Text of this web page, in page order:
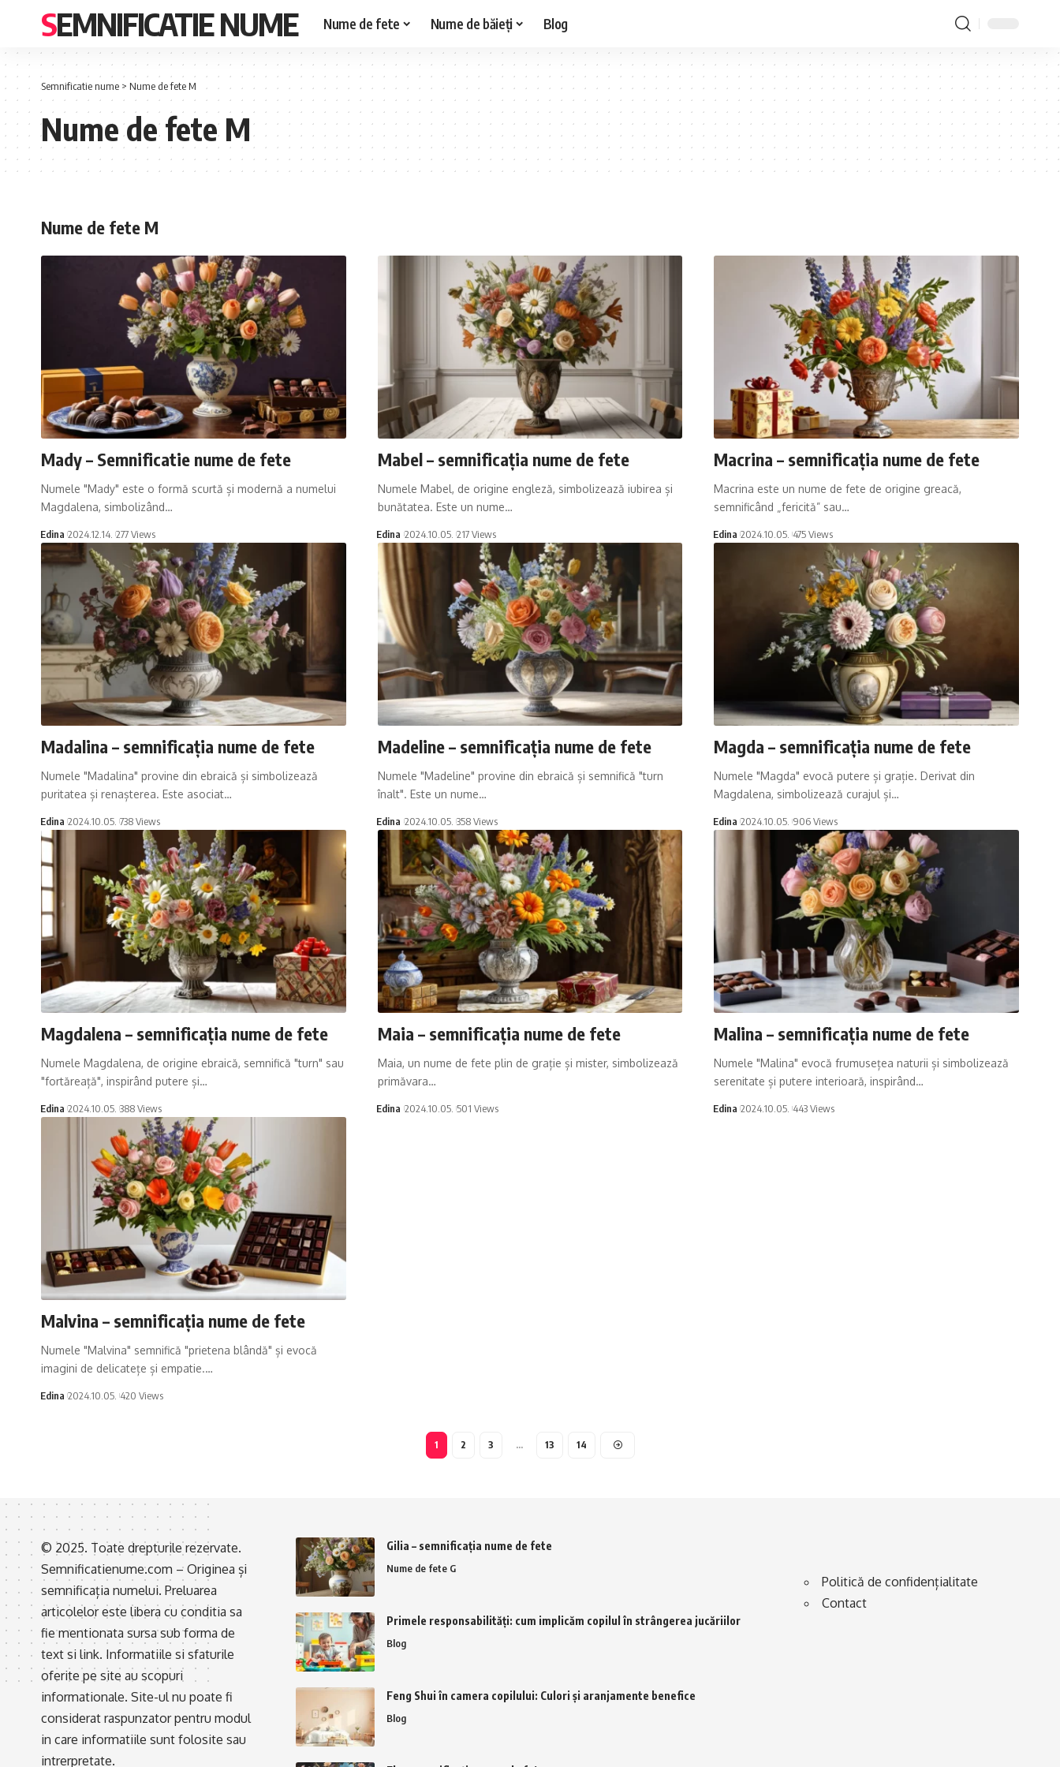
SEMNIFICATIE NUME Nume de fete Nume de băieți Blog
Semnificatie nume > Nume de fete M
Nume de fete M
Nume de fete M
Mady – Semnificatie nume de fete
Numele "Mady" este o formă scurtă și modernă a numelui
Magdalena, simbolizând…
Edina 2024.12.14. 277 Views
Mabel – semnificația nume de fete
Numele Mabel, de origine engleză, simbolizează iubirea și
bunătatea. Este un nume…
Edina 2024.10.05. 217 Views
Macrina – semnificația nume de fete
Macrina este un nume de fete de origine greacă,
semnificând „fericită” sau…
Edina 2024.10.05. 475 Views
Madalina – semnificația nume de fete
Numele "Madalina" provine din ebraică și simbolizează
puritatea și renașterea. Este asociat…
Edina 2024.10.05. 738 Views
Madeline – semnificația nume de fete
Numele "Madeline" provine din ebraică și semnifică "turn
înalt". Este un nume…
Edina 2024.10.05. 358 Views
Magda – semnificația nume de fete
Numele "Magda" evocă putere și grație. Derivat din
Magdalena, simbolizează curajul și…
Edina 2024.10.05. 906 Views
Magdalena – semnificația nume de fete
Numele Magdalena, de origine ebraică, semnifică "turn" sau
"fortăreață", inspirând putere și…
Edina 2024.10.05. 388 Views
Maia – semnificația nume de fete
Maia, un nume de fete plin de grație și mister, simbolizează
primăvara…
Edina 2024.10.05. 501 Views
Malina – semnificația nume de fete
Numele "Malina" evocă frumusețea naturii și simbolizează
serenitate și putere interioară, inspirând…
Edina 2024.10.05. 443 Views
Malvina – semnificația nume de fete
Numele "Malvina" semnifică "prietena blândă" și evocă
imagini de delicatețe și empatie.…
Edina 2024.10.05. 420 Views
1 2 3 … 13 14
© 2025. Toate drepturile rezervate.
Semnificatienume.com – Originea și
semnificația numelui. Preluarea
articolelor este libera cu conditia sa
fie mentionata sursa sub forma de
text si link. Informatiile si sfaturile
oferite pe site au scopuri
informationale. Site-ul nu poate fi
considerat raspunzator pentru modul
in care informatiile sunt folosite sau
intrerpretate.
Gilia – semnificația nume de fete
Nume de fete G
Primele responsabilități: cum implicăm copilul în strângerea jucăriilor
Blog
Feng Shui în camera copilului: Culori și aranjamente benefice
Blog
Politică de confidențialitate
Contact